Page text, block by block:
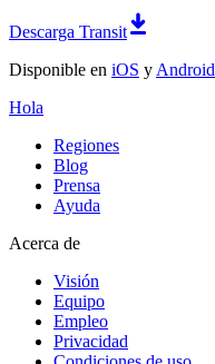
Descarga Transit
Disponible en iOS y Android
Hola
Regiones
Blog
Prensa
Ayuda
Acerca de
Visión
Equipo
Empleo
Privacidad